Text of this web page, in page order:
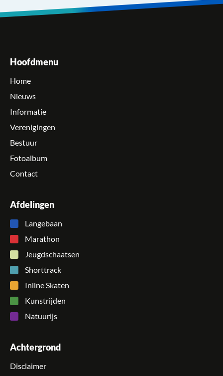
Hoofdmenu
Home
Nieuws
Informatie
Verenigingen
Bestuur
Fotoalbum
Contact
Afdelingen
Langebaan
Marathon
Jeugdschaatsen
Shorttrack
Inline Skaten
Kunstrijden
Natuurijs
Achtergrond
Disclaimer